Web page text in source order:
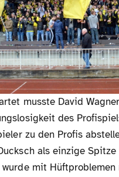
des
zu den Profis
als einzige
wurde mit